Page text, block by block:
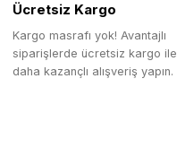
Ücretsiz Kargo
Kargo masrafı yok! Avantajlı
siparişlerde ücretsiz kargo ile
daha kazançlı alışveriş yapın.